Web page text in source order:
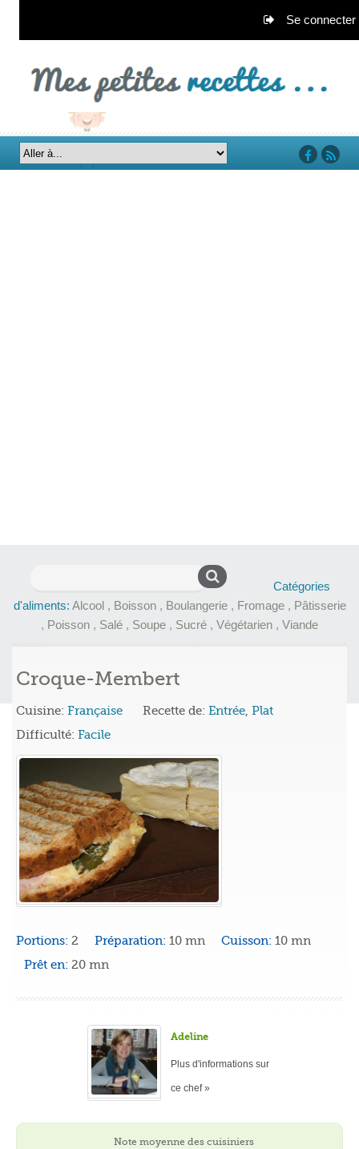
Se connecter
Catégories
d'aliments: Alcool , Boisson, Boulangerie, Fromage, Pâtisserie
, Poisson , Salé , Soupe , Sucré , Végétarien , Viande
Croque-Membert
Cuisine: Française Recette de: Entrée, Plat
Difficulté: Facile
Portions: 2 Préparation: 10 mn Cuisson: 10 mn
Prêt en: 20 mn
Adeline
Plus d'informations sur
ce chef »
Note moyenne des cuisiniers